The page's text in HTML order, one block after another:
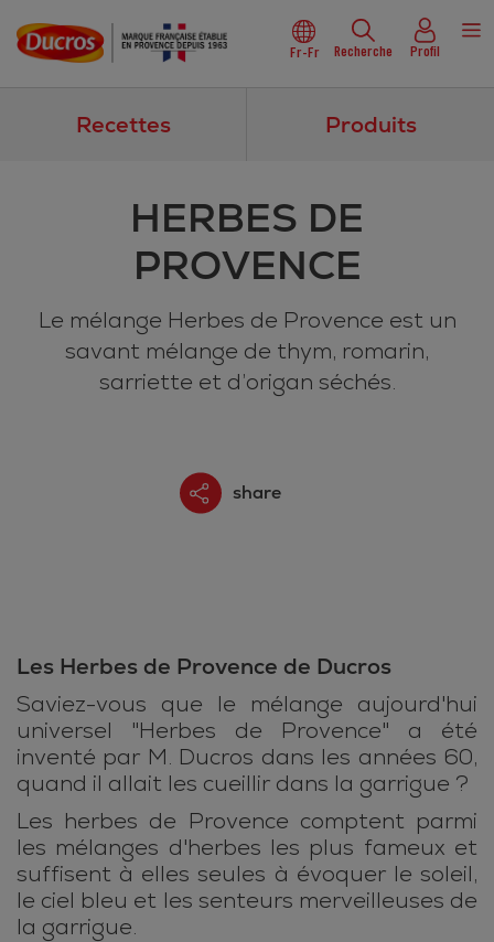
Fr-Fr Recherche Profil
Recettes Produits
HERBES DE
PROVENCE
Le mélange Herbes de Provence est un
savant mélange de thym, romarin,
sarriette et d’origan séchés.
share
Les Herbes de Provence de Ducros
Saviez-vous que le mélange aujourd'hui
universel "Herbes de Provence" a été
inventé par M. Ducros dans les années 60,
quand il allait les cueillir dans la garrigue ?
Les herbes de Provence comptent parmi
les mélanges d'herbes les plus fameux et
suffisent à elles seules à évoquer le soleil,
le ciel bleu et les senteurs merveilleuses de
la garrigue.